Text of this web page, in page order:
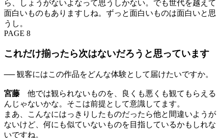
ら、しょうがないよなって思うしかない。でも世代を越えて
面白いものもありますしね。ずっと面白いものは面白いと思
うし。
PAGE 8
これだけ揃ったら次はないだろうと思っています
── 観客にはこの作品をどんな体験として届けたいですか。
宮藤 他では観られないものを、良くも悪くも観てもらえる
んじゃないかな。そこは前提として意識してます。
まあ、こんなにはっきりしたものだったら他と間違いようが
ないけど、何にも似ていないものを目指しているかもしれな
いですね。